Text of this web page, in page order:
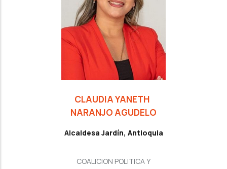
CLAUDIA YANETH
NARANJO AGUDELO
Alcaldesa Jardín, Antioquia
COALICION POLITICA Y